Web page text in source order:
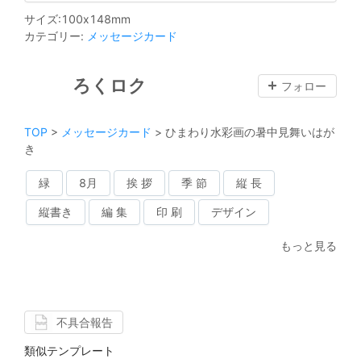
サイズ:100x148mm
カテゴリー: メッセージカード
ろくロク フォロー
TOP > メッセージカード > ひまわり水彩画の暑中見舞いはが
き
緑 8月 挨 拶 季 節 縦 長
縦書き 編 集 印 刷 デザイン
もっと見る
不具合報告
類似テンプレート